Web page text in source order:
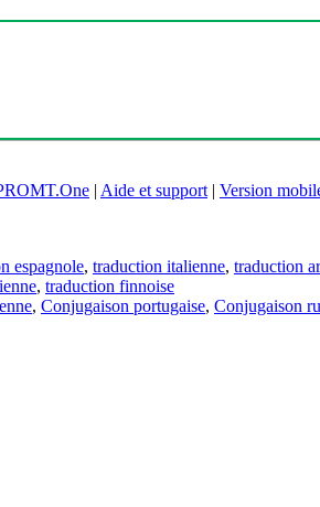
| Aide et support | Version
espagnole, traduction italienne, traduction
, traduction finnoise
, Conjugaison portugaise, Conjugaison